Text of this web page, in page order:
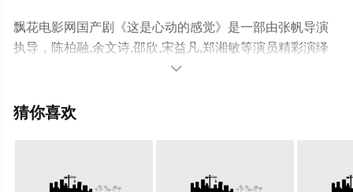
飘花电影网国产剧《这是心动的感觉》是一部由张帆导演
执导，陈柏融,余文诗,邵欣,宋益凡,郑湘敏等演员精彩演绎
的中国大陆电视剧，手机免费观看高清未删减完整版电视
情信息可移步至豆瓣电视剧、电视猫或剧情网等平台了

猜你喜欢